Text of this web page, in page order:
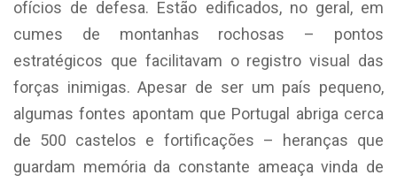
ofícios de defesa. Estão edificados, no geral, em
cumes de montanhas rochosas – pontos
estratégicos que facilitavam o registro visual das
forças inimigas. Apesar de ser um país pequeno,
algumas fontes apontam que Portugal abriga cerca
de 500 castelos e fortificações – heranças que
guardam memória da constante ameaça vinda de